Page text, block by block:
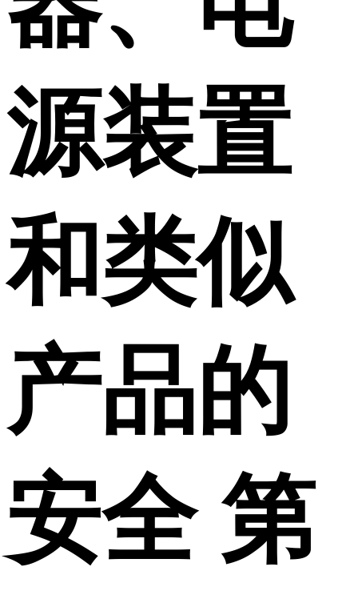
源装置
和类似
产品的
安全 第